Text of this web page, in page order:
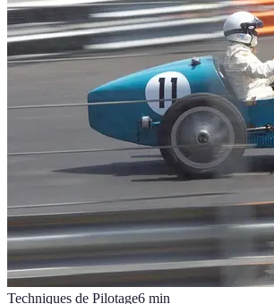
Techniques de Pilotage6 min